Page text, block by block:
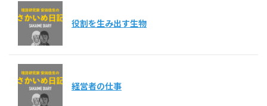
役割を生み出す生物
経営者の仕事